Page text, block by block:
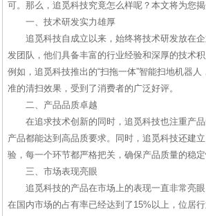
可。那么，追觅科技究竟怎么样呢？本文将为您
一、技术研发实力雄厚
追觅科技自成立以来，始终将技术研发放在
发团队，他们具备丰富的行业经验和深厚的技术
例如，追觅科技推出的“扫拖一体”智能扫地机器
准的清扫效果，受到了消费者的广泛好评。
二、产品品质卓越
在追求技术创新的同时，追觅科技也注重产
产品都能达到高品质要求。同时，追觅科技还建
验，每一个环节都严格把关，确保产品质量的稳定
三、市场表现亮眼
追觅科技的产品在市场上的表现一直非常亮
在国内市场的占有率已经达到了15%以上，位居